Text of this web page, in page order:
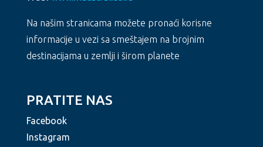
Na našim stranicama možete pronaći korisne
informacije u vezi sa smeštajem na brojnim
destinacijama u zemlji i širom planete
PRATITE NAS
Facebook
Instagram